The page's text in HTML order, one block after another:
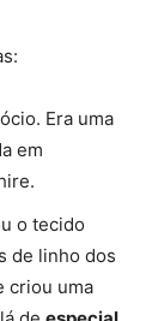
Era uma
em
.
o tecido
de linho dos
criou uma